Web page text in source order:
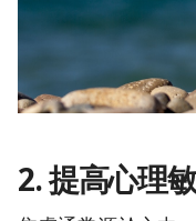
2. 提高心理